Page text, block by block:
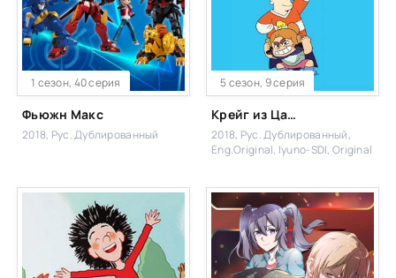
1 сезон, 40 серия
Фьюжн Макс
2018, Рус. Дублированный
5 сезон, 9 серия
Крейг из Царства Ручья
2018, Рус. Дублированный,
Eng.Original, Iyuno-SDI, Original